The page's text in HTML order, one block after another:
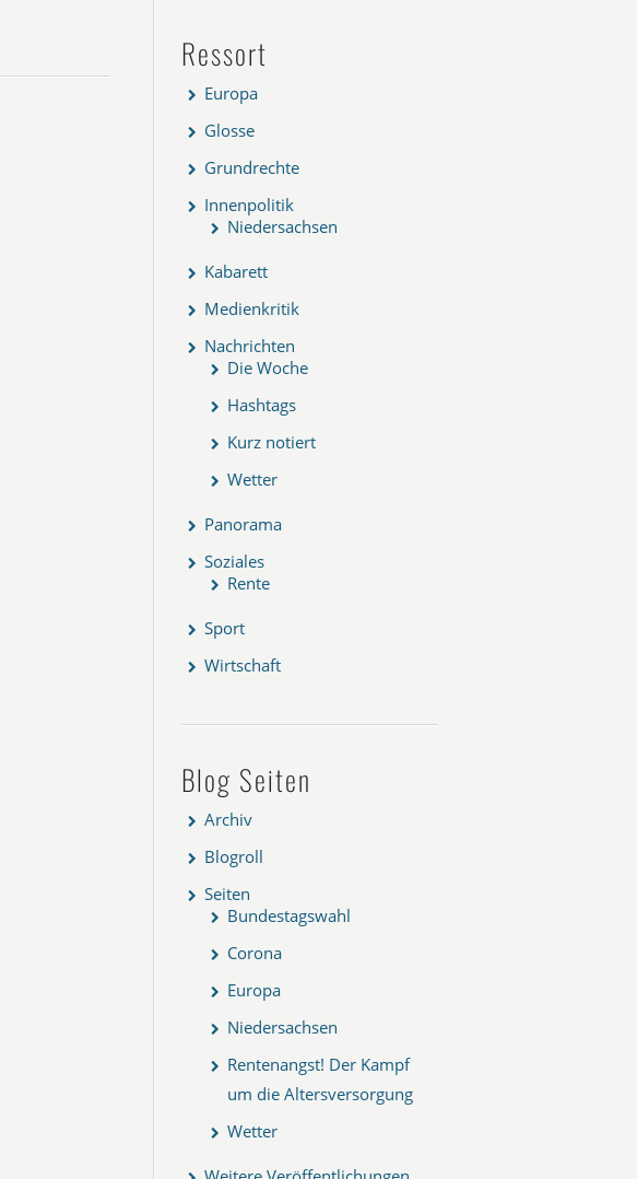
Ressort
Europa
Glosse
Grundrechte
Innenpolitik
Niedersachsen
Kabarett
Medienkritik
Nachrichten
Die Woche
Hashtags
Kurz notiert
Wetter
Panorama
Soziales
Rente
Sport
Wirtschaft
Blog Seiten
Archiv
Blogroll
Seiten
Bundestagswahl
Corona
Europa
Niedersachsen
Rentenangst! Der Kampf
um die Altersversorgung
Wetter